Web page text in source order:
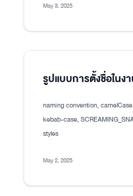
May 3, 2025
รูปแบบการตั้งชื่อใน
naming convention,
kebab-case,
styles
May 2, 2025